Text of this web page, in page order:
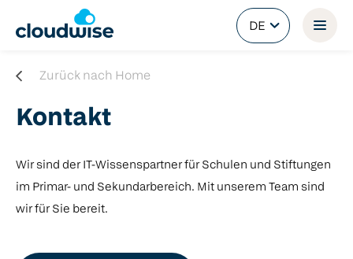
DE
Zurück nach Home
Kontakt
Wir sind der IT-Wissenspartner für Schulen und Stiftungen
im Primar- und Sekundarbereich. Mit unserem Team sind
wir für Sie bereit.